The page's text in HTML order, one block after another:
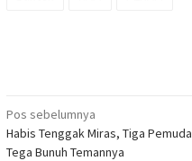
Navigasi
pos
Pos sebelumnya
Habis Tenggak Miras, Tiga Pemuda
Tega Bunuh Temannya